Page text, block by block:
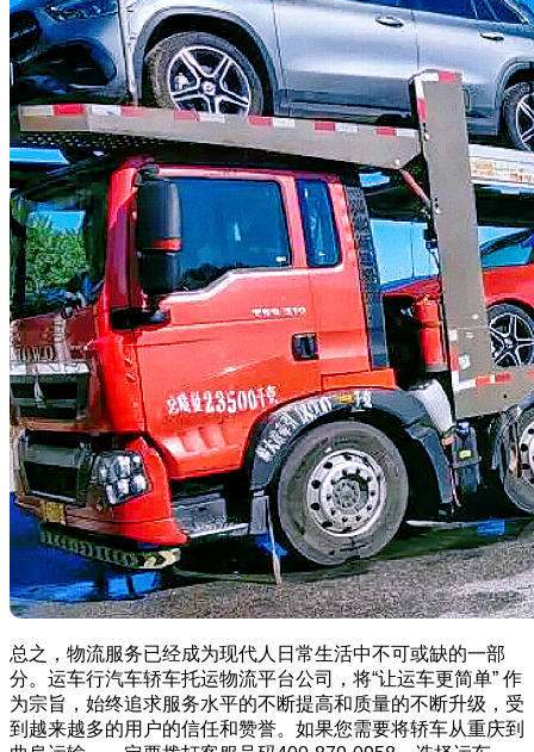
总之，物流服务已经成为现代人日常生活中不可或缺的一部
分。运车行汽车轿车托运物流平台公司，将“让运车更简单” 作
为宗旨，始终追求服务水平的不断提高和质量的不断升级，受
到越来越多的用户的信任和赞誉。如果您需要将轿车从重庆到